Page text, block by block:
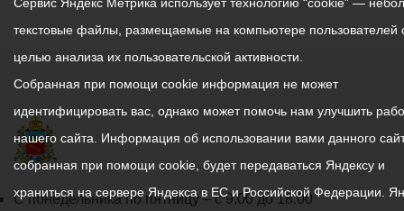
График
С понедельника по пятницу – с 9.00 до 18.00
текстовые файлы, размещаемые на компьютере пользователей
целью анализа их пользовательской активности.
Собранная при помощи cookie информация не может
идентифицировать вас, однако может помочь нам улучшить
нашего сайта. Информация об использовании вами данного
собранная при помощи cookie, будет передаваться Яндексу и
храниться на сервере Яндекса в ЕС и Российской Федерации.